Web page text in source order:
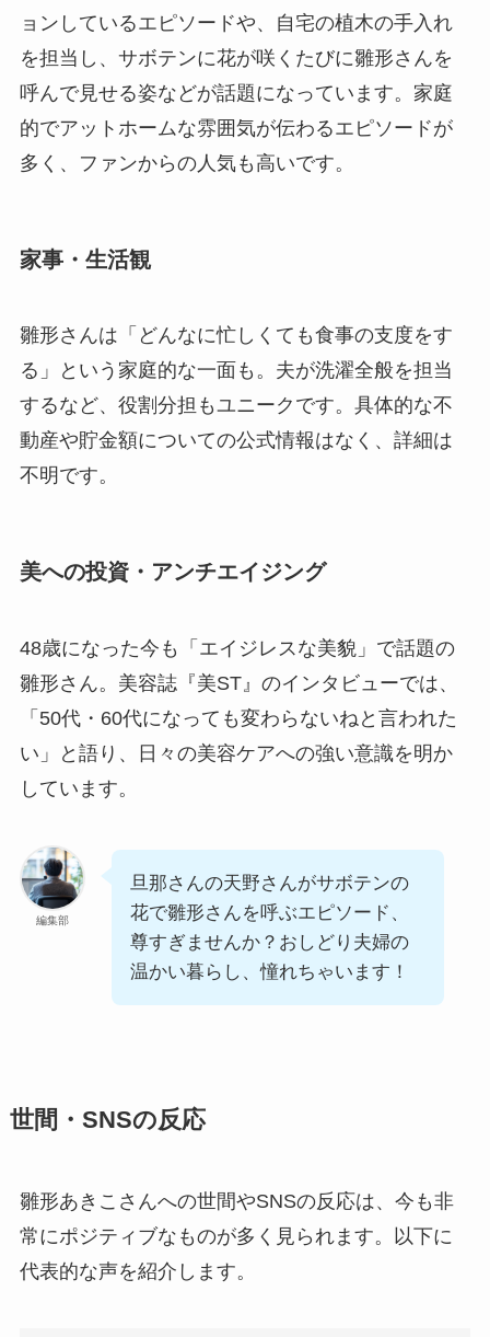
ョンしているエピソードや、自宅の植木の手入れ
を担当し、サボテンに花が咲くたびに雛形さんを
呼んで見せる姿などが話題になっています。家庭
的でアットホームな雰囲気が伝わるエピソードが
多く、ファンからの人気も高いです。
家事・生活観
雛形さんは「どんなに忙しくても食事の支度をす
る」という家庭的な一面も。夫が洗濯全般を担当
するなど、役割分担もユニークです。具体的な不
動産や貯金額についての公式情報はなく、詳細は
不明です。
美への投資・アンチエイジング
48歳になった今も「エイジレスな美貌」で話題の
雛形さん。美容誌『美ST』のインタビューでは、
「50代・60代になっても変わらないねと言われた
い」と語り、日々の美容ケアへの強い意識を明か
しています。
編集部
旦那さんの天野さんがサボテンの
花で雛形さんを呼ぶエピソード、
尊すぎませんか？おしどり夫婦の
温かい暮らし、憧れちゃいます！
世間・SNSの反応
雛形あきこさんへの世間やSNSの反応は、今も非
常にポジティブなものが多く見られます。以下に
代表的な声を紹介します。